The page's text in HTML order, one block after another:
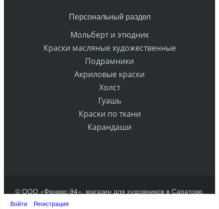
Персональный раздел
Мольберт и этюдник
Краски масляные художественные
Подрамники
Акриловые краски
Холст
Гуашь
Краски по ткани
Карандаши
© ООО «Феникс-94», магазин для художников в Саратове.
Войти Регистрация